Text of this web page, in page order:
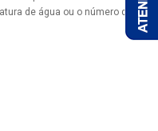
de água ou o número da